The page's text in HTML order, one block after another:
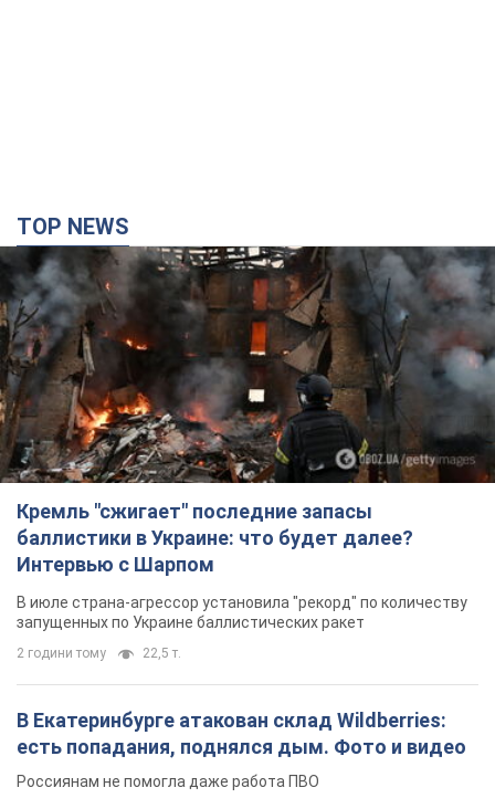
TOP NEWS
Кремль "сжигает" последние запасы
баллистики в Украине: что будет далее?
Интервью с Шарпом
В июле страна-агрессор установила "рекорд" по количеству
запущенных по Украине баллистических ракет
2 години тому 22,5 т.
В Екатеринбурге атакован склад Wildberries:
есть попадания, поднялся дым. Фото и видео
Россиянам не помогла даже работа ПВО